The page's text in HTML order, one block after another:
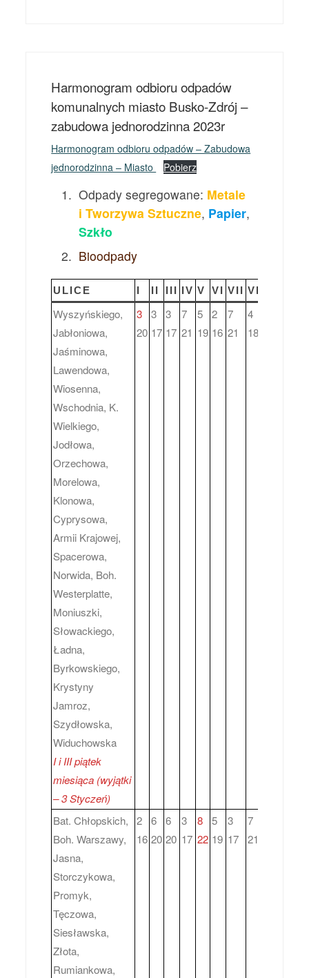
Harmonogram odbioru odpadów
komunalnych miasto Busko-Zdrój –
zabudowa jednorodzinna 2023r
Harmonogram odbioru odpadów – Zabudowa
jednorodzinna – Miasto
Pobierz
Odpady segregowane: Metale
i Tworzywa Sztuczne, Papier,
Szkło
Bioodpady
ULICE I II III IV V VI VII VIII
Wyszyńskiego,
Jabłoniowa,
Jaśminowa,
Lawendowa,
Wiosenna,
Wschodnia, K.
Wielkiego,
Jodłowa,
Orzechowa,
Morelowa,
Klonowa,
Cyprysowa,
Armii Krajowej,
Spacerowa,
Norwida, Boh.
Westerplatte,
Moniuszki,
Słowackiego,
Ładna,
Byrkowskiego,
Krystyny
Jamroz,
Szydłowska,
Widuchowska
I i III piątek
miesiąca (wyjątki
– 3 Styczeń)
3
20
3
17
3
17
7
21
5
19
2
16
7
21
4
18
Bat. Chłopskich,
Boh. Warszawy,
Jasna,
Storczykowa,
Promyk,
Tęczowa,
Siesławska,
Złota,
Rumiankowa,
2
16
6
20
6
20
3
17
8
22
5
19
3
17
7
21